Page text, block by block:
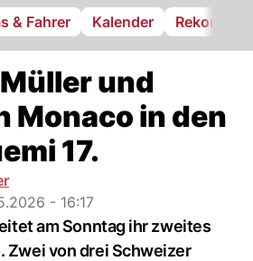
& Fahrer Kalender Rekorde
und
Monaco in den
17.
- 16:17
am Sonntag ihr zweites
Zwei von drei Schweizer